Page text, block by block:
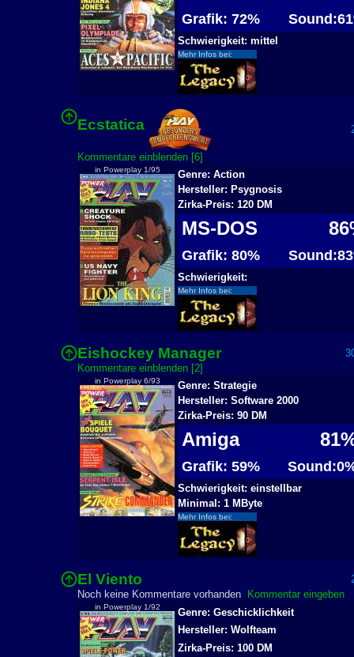
Grafik: 72%
Schwierigkeit: mittel
Mehr Infos bei:
Ecstatica
Kommentare einblenden [6]
in Powerplay 1/95
Genre: Action
Hersteller: Psygnosis
Zirka-Preis: 120 DM
MS-DOS
Grafik: 80%
Schwierigkeit:
Mehr Infos bei:
Eishockey Manager
Kommentare einblenden [2]
in Powerplay 6/93
Genre: Strategie
Hersteller: Software 2000
Zirka-Preis: 90 DM
Amiga
Grafik: 59%
Schwierigkeit: einstellbar
Minimal: 1 MByte
Mehr Infos bei:
El Viento
Noch keine Kommentare vorhanden
Kommentar eingeben
in Powerplay 1/92
Genre: Geschicklichkeit
Hersteller: Wolfteam
Zirka-Preis: 100 DM